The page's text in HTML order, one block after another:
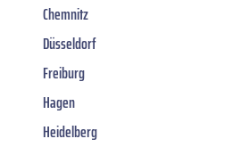
Chemnitz
Düsseldorf
Freiburg
Hagen
Heidelberg